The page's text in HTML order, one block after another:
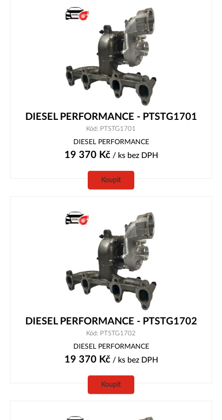
DIESEL PERFORMANCE - PTSTG1701
Kód: PTSTG1701
DIESEL PERFORMANCE
19 370 Kč/ ks bez DPH
Koupit
DIESEL PERFORMANCE - PTSTG1702
Kód: PTSTG1702
DIESEL PERFORMANCE
19 370 Kč/ ks bez DPH
Koupit